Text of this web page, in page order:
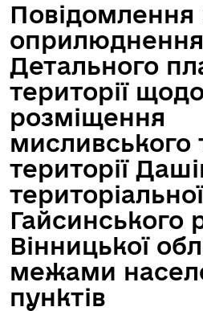
Повідомлення
Детального
території
розміщення
мисливського
території
Гайсинського
Вінницької
межами
пунктів